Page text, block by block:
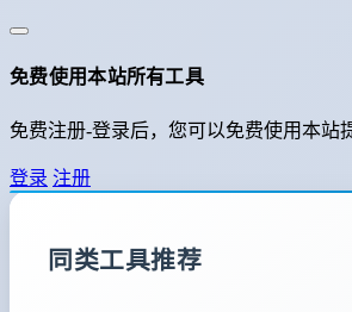
免费使用本站所有工具
免费注册-登录后，您可以免费使用本站
登录 注册
同类工具推荐